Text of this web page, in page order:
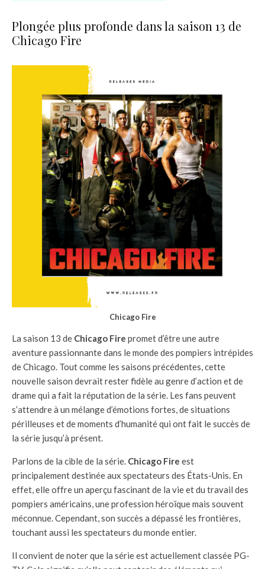
Plongée plus profonde dans la saison 13 de
Chicago Fire
Chicago Fire
La saison 13 de Chicago Fire promet d’être une autre
aventure passionnante dans le monde des pompiers intrépides
de Chicago. Tout comme les saisons précédentes, cette
nouvelle saison devrait rester fidèle au genre d’action et de
drame qui a fait la réputation de la série. Les fans peuvent
s’attendre à un mélange d’émotions fortes, de situations
périlleuses et de moments d’humanité qui ont fait le succès de
la série jusqu’à présent.
Parlons de la cible de la série. Chicago Fire est
principalement destinée aux spectateurs des États-Unis. En
effet, elle offre un aperçu fascinant de la vie et du travail des
pompiers américains, une profession héroïque mais souvent
méconnue. Cependant, son succès a dépassé les frontières,
touchant aussi les spectateurs du monde entier.
Il convient de noter que la série est actuellement classée PG-